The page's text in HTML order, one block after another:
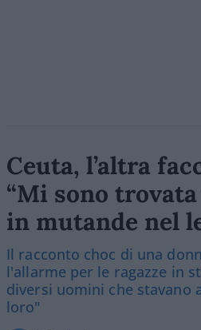
Ceuta, l’altra
“Mi sono
in mutande nel
Il racconto choc di una
l'allarme per le ragazze in
diversi uomini che stavano
loro"